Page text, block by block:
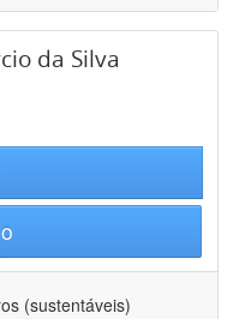
da Silva
(sustentáveis)